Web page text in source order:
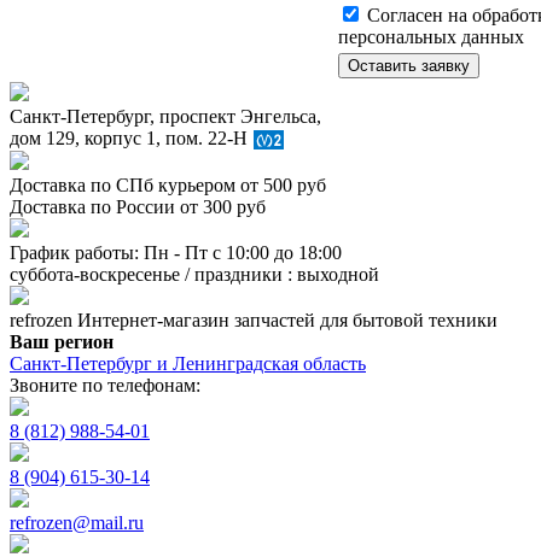
Согласен на
персональных данных
Санкт-Петербург, проспект Энгельса,
дом 129, корпус 1, пом. 22-Н
Доставка по СПб курьером от 500 руб
Доставка по России от 300 руб
График работы: Пн - Пт с 10:00 до 18:00
суббота-воскресенье / праздники : выходной
refrozen Интернет-магазин запчастей для бытовой техники
Ваш регион
Санкт-Петербург и Ленинградская область
Звоните по телефонам:
8 (812) 988-54-01
8 (904) 615-30-14
refrozen@mail.ru